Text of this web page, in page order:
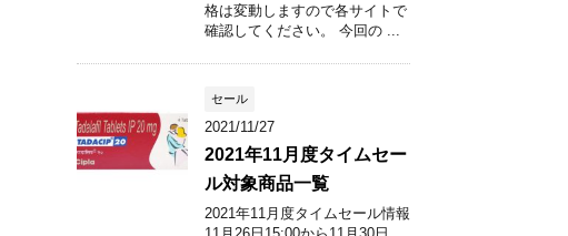
格は変動しますので各サイトで
確認してください。 今回の ...
セール
2021/11/27
2021年11月度タイムセー
ル対象商品一覧
2021年11月度タイムセール情報